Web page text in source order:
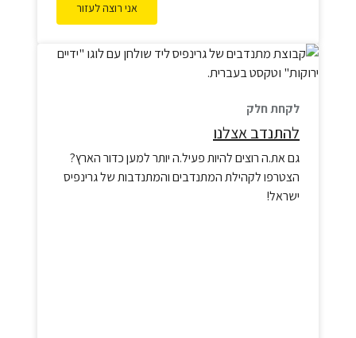
אני רוצה לעזור
לקחת חלק
להתנדב אצלנו
גם את.ה רוצים להיות פעיל.ה יותר למען כדור הארץ?
הצטרפו לקהילת המתנדבים והמתנדבות של גרינפיס
ישראל!